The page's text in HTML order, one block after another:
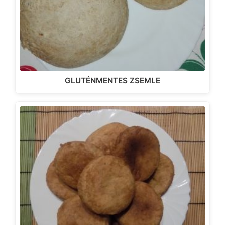
GLUTÉNMENTES ZSEMLE